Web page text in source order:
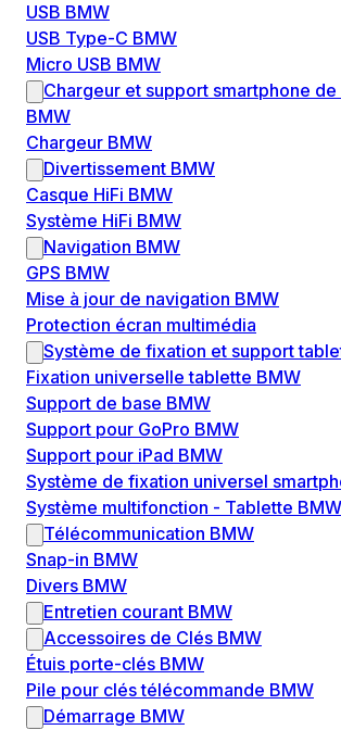
USB BMW
USB Type-C BMW
Micro USB BMW
Chargeur et support smartphone
BMW
Chargeur BMW
Divertissement BMW
Casque HiFi BMW
Système HiFi BMW
Navigation BMW
GPS BMW
Mise à jour de navigation BMW
Protection écran multimédia
Système de fixation et support
Fixation universelle tablette BMW
Support de base BMW
Support pour GoPro BMW
Support pour iPad BMW
Système de fixation universel
Système multifonction - Tablette BMW
Télécommunication BMW
Snap-in BMW
Divers BMW
Entretien courant BMW
Accessoires de Clés BMW
Étuis porte-clés BMW
Pile pour clés télécommande BMW
Démarrage BMW